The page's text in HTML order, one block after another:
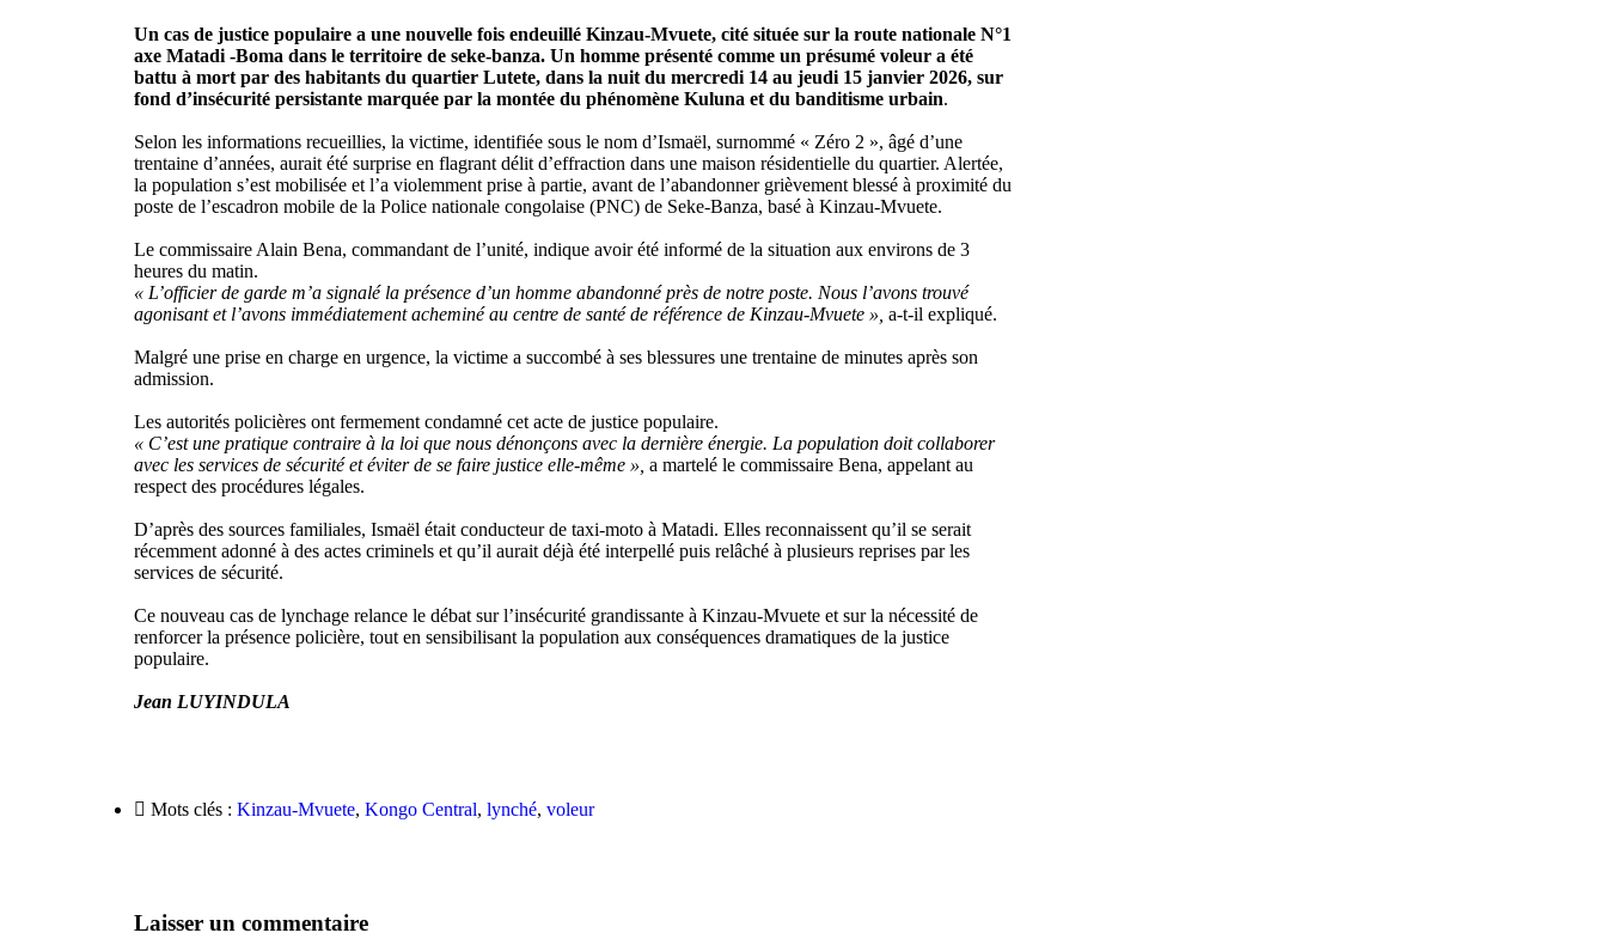
Un cas de justice populaire a une nouvelle fois endeuillé Kinzau-Mvuete, cité située sur la route nationale N°1
axe Matadi -Boma dans le territoire de seke-banza. Un homme présenté comme un présumé voleur a été
battu à mort par des habitants du quartier Lutete, dans la nuit du mercredi 14 au jeudi 15 janvier 2026, sur
fond d’insécurité persistante marquée par la montée du phénomène Kuluna et du banditisme urbain.
Selon les informations recueillies, la victime, identifiée sous le nom d’Ismaël, surnommé « Zéro 2 », âgé d’une
trentaine d’années, aurait été surprise en flagrant délit d’effraction dans une maison résidentielle du quartier. Alertée,
la population s’est mobilisée et l’a violemment prise à partie, avant de l’abandonner grièvement blessé à proximité du
poste de l’escadron mobile de la Police nationale congolaise (PNC) de Seke-Banza, basé à Kinzau-Mvuete.
Le commissaire Alain Bena, commandant de l’unité, indique avoir été informé de la situation aux environs de 3
heures du matin.
« L’officier de garde m’a signalé la présence d’un homme abandonné près de notre poste. Nous l’avons trouvé
agonisant et l’avons immédiatement acheminé au centre de santé de référence de Kinzau-Mvuete », a-t-il expliqué.
Malgré une prise en charge en urgence, la victime a succombé à ses blessures une trentaine de minutes après son
admission.
Les autorités policières ont fermement condamné cet acte de justice populaire.
« C’est une pratique contraire à la loi que nous dénonçons avec la dernière énergie. La population doit collaborer
avec les services de sécurité et éviter de se faire justice elle-même », a martelé le commissaire Bena, appelant au
respect des procédures légales.
D’après des sources familiales, Ismaël était conducteur de taxi-moto à Matadi. Elles reconnaissent qu’il se serait
récemment adonné à des actes criminels et qu’il aurait déjà été interpellé puis relâché à plusieurs reprises par les
services de sécurité.
Ce nouveau cas de lynchage relance le débat sur l’insécurité grandissante à Kinzau-Mvuete et sur la nécessité de
renforcer la présence policière, tout en sensibilisant la population aux conséquences dramatiques de la justice
populaire.
Jean LUYINDULA
Mots clés : Kinzau-Mvuete, Kongo Central, lynché, voleur
Laisser un commentaire